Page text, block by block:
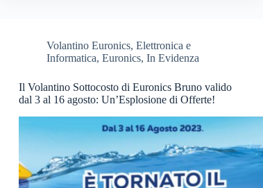
Volantino Euronics,Elettronica e
Informatica,Euronics,In Evidenza
Il Volantino Sottocosto di Euronics Bruno valido
dal 3 al 16 agosto: Un’Esplosione di Offerte!